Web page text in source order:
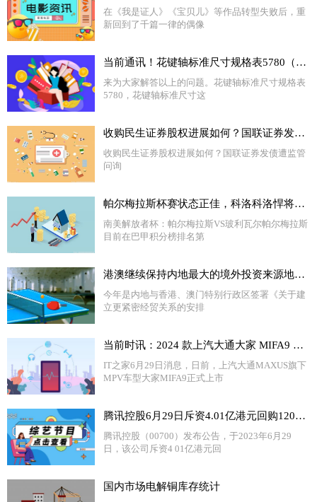
在《我是证人》《宝贝儿》等作品转型失败后，重
新回到了千篇一律的偶像
当前通讯！花键轴标准尺寸规格表5780（花键轴标准尺寸）
来为大家解答以上的问题。花键轴标准尺寸规格表
5780，花键轴标准尺寸这
收购民生证券股权进展如何？国联证券发债遭监管问询-头条
收购民生证券股权进展如何？国联证券发债遭监管
问询
帕尔梅拉斯杯赛状态正佳，科洛科洛悍将复出，佩雷拉不能大意 世界速递
南美解放者杯：帕尔梅拉斯VS玻利瓦尔帕尔梅拉斯
目前在巴甲积分榜排名第
港澳继续保持内地最大的境外投资来源地和境外投资目的地
今年是内地与香港、澳门特别行政区签署《关于建
立更紧密经贸关系的安排
当前时讯：2024 款上汽大通大家 MIFA9 MPV 上市，号称两分半完成换电
IT之家6月29日消息，日前，上汽大通MAXUS旗下
MPV车型大家MIFA9正式上市
腾讯控股6月29日斥资4.01亿港元回购120万股 天天最新
腾讯控股（00700）发布公告，于2023年6月29
日，该公司斥资4 01亿港元回
国内市场电解铜库存统计